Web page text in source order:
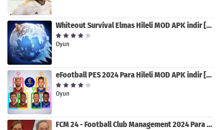
Whiteout Survival Elmas Hileli MOD APK indir [v1.13.1]
Oyun
eFootball PES 2024 Para Hileli MOD APK indir [v8.2.0]
Oyun
FCM 24 - Football Club Management 2024 Para Hileli MOD APK indir [v1.0.4]